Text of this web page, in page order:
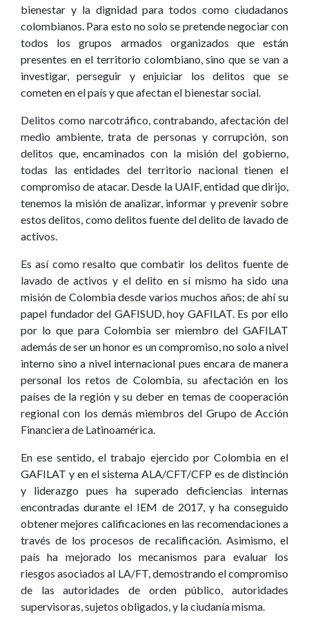
bienestar y la dignidad para todos como ciudadanos
colombianos. Para esto no solo se pretende negociar con
todos los grupos armados organizados que están
presentes en el territorio colombiano, sino que se van a
investigar, perseguir y enjuiciar los delitos que se
cometen en el país y que afectan el bienestar social.
Delitos como narcotráfico, contrabando, afectación del
medio ambiente, trata de personas y corrupción, son
delitos que, encaminados con la misión del gobierno,
todas las entidades del territorio nacional tienen el
compromiso de atacar. Desde la UAIF, entidad que dirijo,
tenemos la misión de analizar, informar y prevenir sobre
estos delitos, como delitos fuente del delito de lavado de
activos.
Es así como resalto que combatir los delitos fuente de
lavado de activos y el delito en sí mismo ha sido una
misión de Colombia desde varios muchos años; de ahí su
papel fundador del GAFISUD, hoy GAFILAT. Es por ello
por lo que para Colombia ser miembro del GAFILAT
además de ser un honor es un compromiso, no solo a nivel
interno sino a nivel internacional pues encara de manera
personal los retos de Colombia, su afectación en los
países de la región y su deber en temas de cooperación
regional con los demás miembros del Grupo de Acción
Financiera de Latinoamérica.
En ese sentido, el trabajo ejercido por Colombia en el
GAFILAT y en el sistema ALA/CFT/CFP es de distinción
y liderazgo pues ha superado deficiencias internas
encontradas durante el IEM de 2017, y ha conseguido
obtener mejores calificaciones en las recomendaciones a
través de los procesos de recalificación. Asimismo, el
país ha mejorado los mecanismos para evaluar los
riesgos asociados al LA/FT, demostrando el compromiso
de las autoridades de orden público, autoridades
supervisoras, sujetos obligados, y la ciudanía misma.